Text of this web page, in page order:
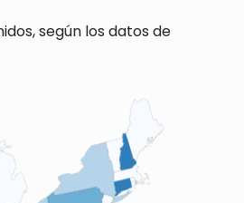
según los datos de